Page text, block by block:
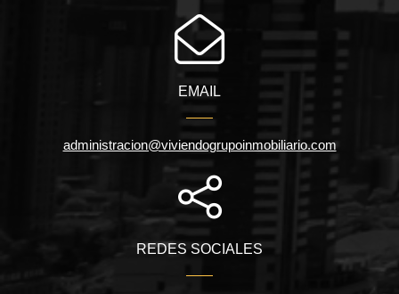
EMAIL
administracion@viviendogrupoinmobiliario.com
REDES SOCIALES